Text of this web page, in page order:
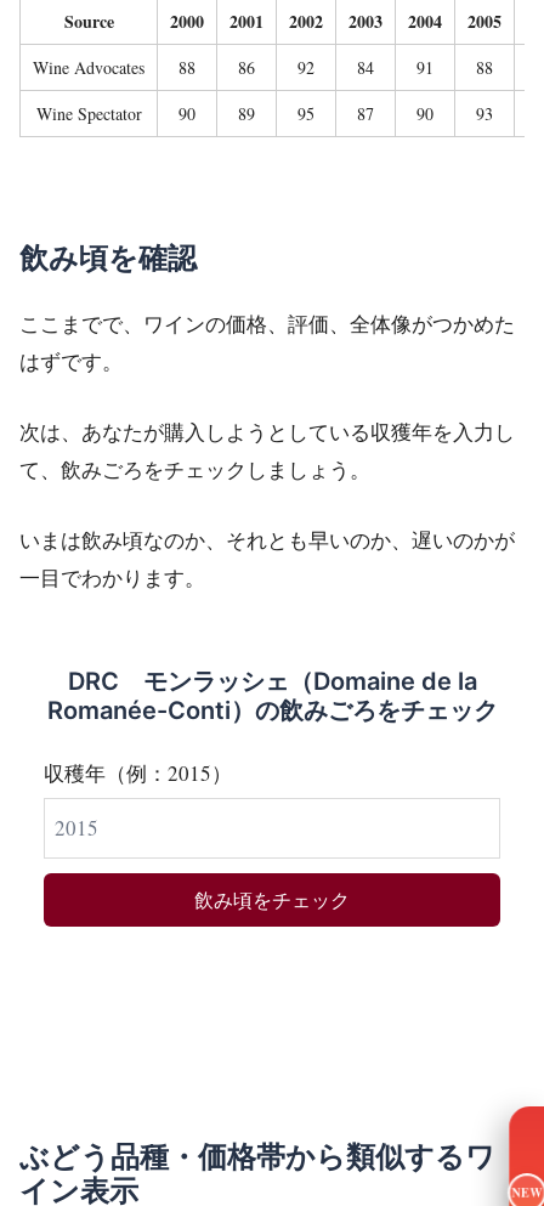
Source 2000 2001 2002 2003 2004 2005
Wine Advocates 88 86 92 84 91 88
Wine Spectator
90 89 95 87 90 93
飲み頃を確認
ここまでで、ワインの価格、評価、全体像がつかめた
はずです。
次は、あなたが購入しようとしている収獲年を入力し
て、飲みごろをチェックしましょう。
いまは飲み頃なのか、それとも早いのか、遅いのかが
一目でわかります。
DRC モンラッシェ（Domaine de la
Romanée-Conti）の飲みごろをチェック
収穫年（例：2015）
飲み頃をチェック
ぶどう品種・価格帯から類似するワ
イン表示
NEW